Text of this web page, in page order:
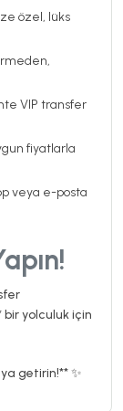
özel, lüks
VIP transfer
fiyatlarla
veya e-posta
bir yolculuk için
getirin!** ✨